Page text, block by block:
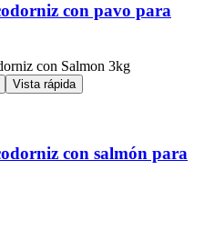
con pavo para
Vista rápida
con salmón para